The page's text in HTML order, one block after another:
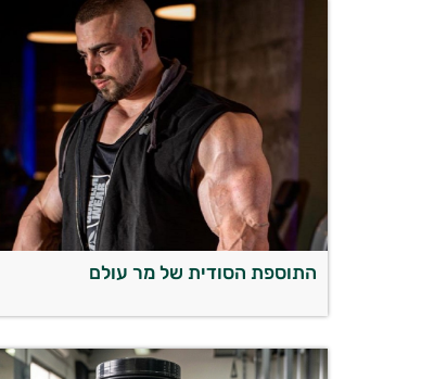
התוספת הסודית של מר עולם